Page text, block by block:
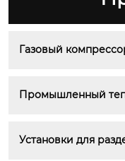
Газовый
Промышленный
Установки для